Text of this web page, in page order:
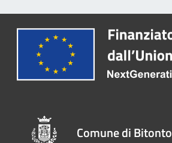
Comune di Bitonto